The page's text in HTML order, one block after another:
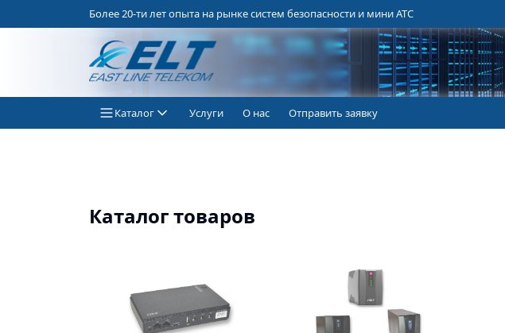
Более 20-ти лет опыта на рынке систем безопасности и мини АТС
Каталог Услуги О нас Отправить заявку
Каталог товаров